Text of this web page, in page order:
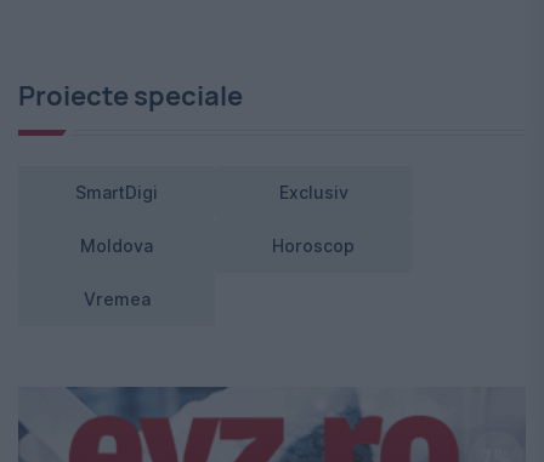
Proiecte speciale
SmartDigi Exclusiv
Moldova Horoscop
Vremea